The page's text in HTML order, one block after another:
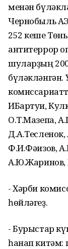
менән
Чернобыль
252 кеше
антитеррор
шуларҙың
бүләкләнгән.
ИБартуи,
О.Т.Мазепа,
Д.А.Тесленок,
Ф.И.Фәизов,
А.Ю.Жаринов,
- Хәрби
һөйләгеҙ.
- Бурыстар
һанап китәм: